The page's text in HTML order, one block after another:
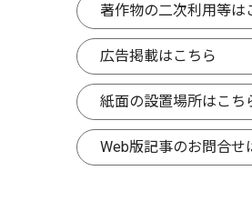
著作物の二次利用等は
広告掲載はこちら
紙面の設置場所はこち
Web版記事のお問合せ